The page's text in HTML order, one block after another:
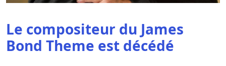
Le compositeur du James
Bond Theme est décédé